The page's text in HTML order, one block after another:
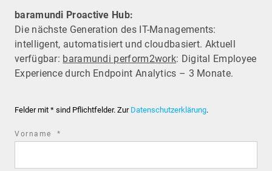
baramundi Proactive Hub:
Die nächste Generation des IT-Managements:
intelligent, automatisiert und cloudbasiert. Aktuell
verfügbar: baramundi perform2work: Digital Employee
Experience durch Endpoint Analytics – 3 Monate.
Felder mit * sind Pflichtfelder. Zur Datenschutzerklärung.
Vorname *